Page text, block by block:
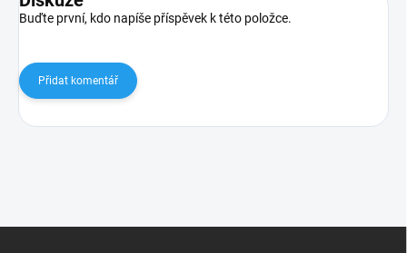
Buďte první, kdo napíše příspěvek k této položce.
Přidat komentář